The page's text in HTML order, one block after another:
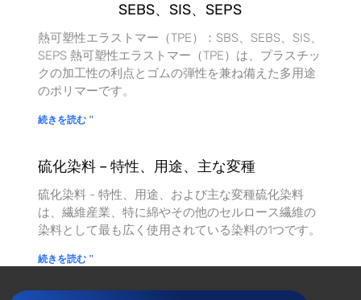
SEBS、SIS、SEPS
熱可塑性エラストマー（TPE）：SBS、SEBS、SIS、
SEPS 熱可塑性エラストマー（TPE）は、プラスチッ
クの加工性の利点とゴムの弾性を兼ね備えた多用途
のポリマーです。
続きを読む "
硫化染料 – 特性、用途、主な変種
硫化染料 - 特性、用途、および主な変種硫化染料
は、繊維産業、特に綿やその他のセルロース繊維の
染料として最も広く使用されている染料の1つです。
続きを読む "